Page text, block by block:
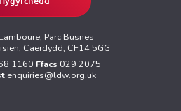
Parc Busnes
Caerdydd, CF14 5GG
1160 Ffacs 029 2075
enquiries@ldw.org.uk